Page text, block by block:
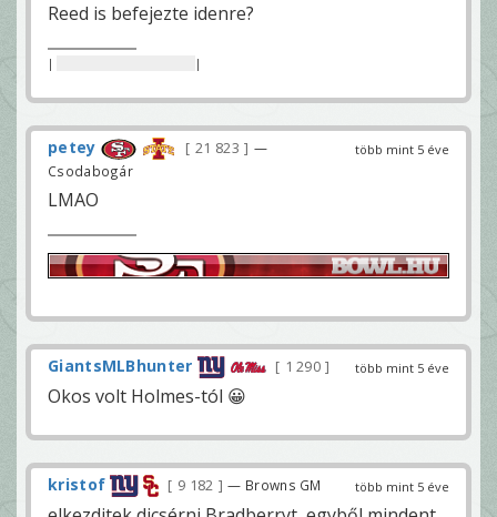
Reed is befejezte idenre?
| |
több mint 5 éve
petey 21 823
—
Csodabogár
LMAO
több mint 5 éve
GiantsMLBhunter 1 290
Okos volt Holmes-tól 😀
több mint 5 éve
kristof 9 182 — Browns GM